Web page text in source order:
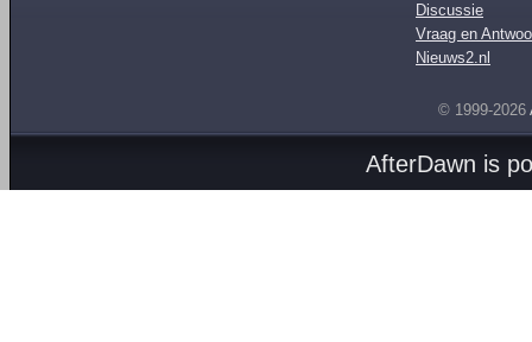
Discussie
Vraag en
Nieuws2.nl
© 1999-2026
AfterDawn is